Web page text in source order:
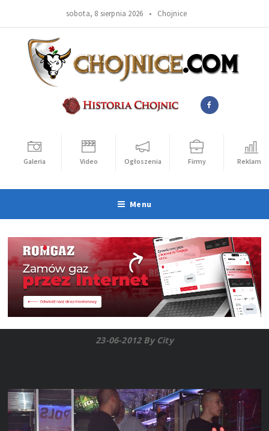
sobota, 8 sierpnia 2026 • Chojnice
Galeria Video Ogłoszenia Firmy Reklama
Menu
23-06-2012 By City